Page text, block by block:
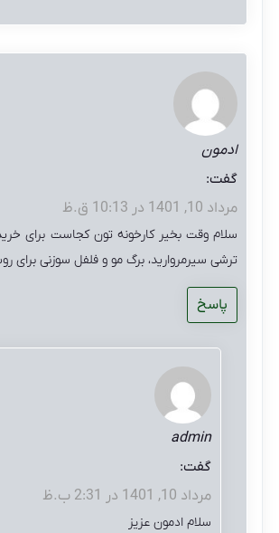
ادمون
گفت:
مرداد 10, 1401 در 10:13 ق.ظ
سلام وقت بخیر کارخونه تون کجاست برای
ترشی سیرمروارید، برگ مو و فلفل سوزنی برای
پاسخ
admin
گفت:
مرداد 10, 1401 در 2:31 ب.ظ
سلام ادمون عزیز